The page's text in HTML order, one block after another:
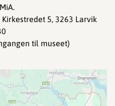
5, 3263 Larvik
til museet)